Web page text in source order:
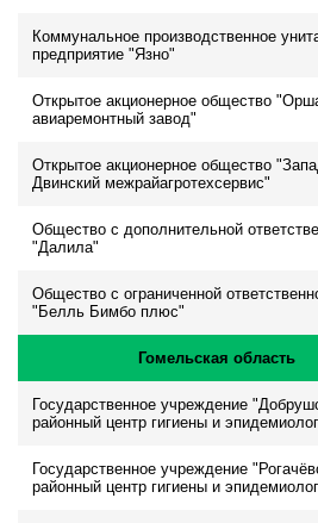
Коммунальное производственное
предприятие "Язно"
Открытое акционерное общество
авиаремонтный завод"
Открытое акционерное общество
Двинский межрайагротехсервис"
Общество с дополнительной
"Далила"
Общество с ограниченной
"Белль Бимбо плюс"
Гомельская область
Государственное учреждение
районный центр гигиены и
Государственное учреждение
районный центр гигиены и